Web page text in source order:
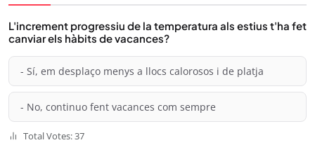
L'increment progressiu de la temperatura als estius t'ha fet
canviar els hàbits de vacances?
- Sí, em desplaço menys a llocs calorosos i de platja
- No, continuo fent vacances com sempre
Total Votes: 37